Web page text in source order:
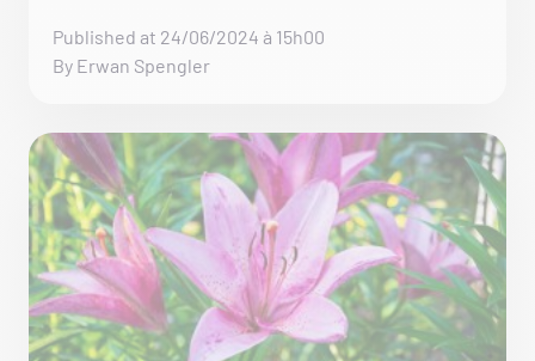
Published at 24/06/2024 à 15h00
By Erwan Spengler